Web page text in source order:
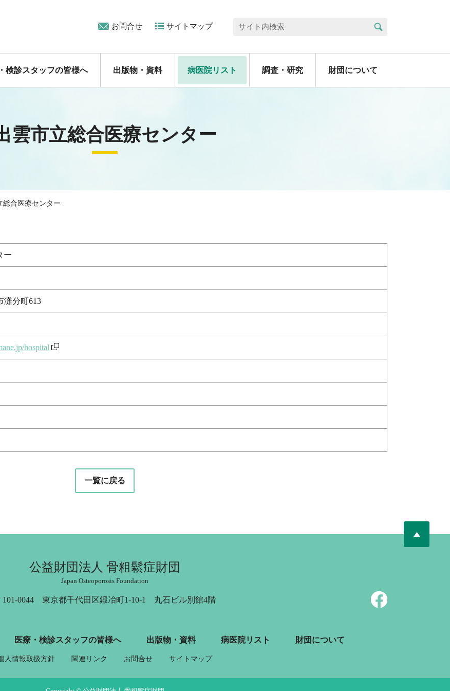
お問合せ サイトマップ サイト内検索
検診スタッフの皆様へ 出版物・資料 病医院リスト 調査・研究 財団について
雲市立総合医療センター
総合医療センター
ー
灘分町613
hospital
一覧に戻る
公益財団法人 骨粗鬆症財団
Japan Osteoporosis Foundation
101-0044 東京都千代田区鍛冶町1-10-1 丸石ビル別館4階
医療・検診スタッフの皆様へ 出版物・資料 病医院リスト 財団について
人情報取扱方針 関連リンク お問合せ サイトマップ